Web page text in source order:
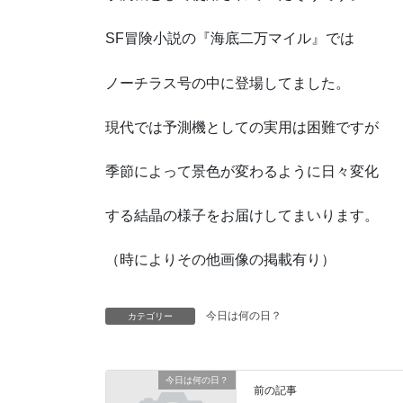
SF冒険小説の『海底二万マイル』では
ノーチラス号の中に登場してました。
現代では予測機としての実用は困難ですが
季節によって景色が変わるように日々変化
する結晶の様子をお届けしてまいります。
（時によりその他画像の掲載有り）
カテゴリー 今日は何の日？
今日は何の日？
前の記事